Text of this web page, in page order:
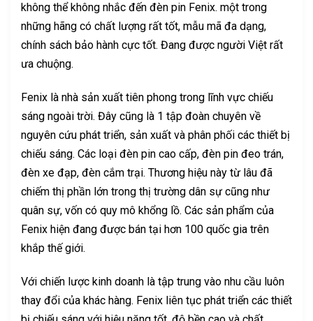
không thể không nhắc đến đèn pin Fenix. một trong
những hãng có chất lượng rất tốt, mẫu mã đa dạng,
chính sách bảo hành cực tốt. Đang được người Việt rất
ưa chuộng.
Fenix là nhà sản xuất tiên phong trong lĩnh vực chiếu
sáng ngoài trời. Đây cũng là 1 tập đoàn chuyên về
nguyên cứu phát triển, sản xuất và phân phối các thiết bị
chiếu sáng. Các loại đèn pin cao cấp, đèn pin đeo trán,
đèn xe đạp, đèn cắm trại. Thương hiệu này từ lâu đã
chiếm thị phần lớn trong thị trường dân sự cũng như
quân sự, vốn có quy mô khổng lồ. Các sản phẩm của
Fenix hiện đang được bán tại hơn 100 quốc gia trên
khắp thế giới.
Với chiến lược kinh doanh là tập trung vào nhu cầu luôn
thay đổi của khác hàng. Fenix liên tục phát triển các thiết